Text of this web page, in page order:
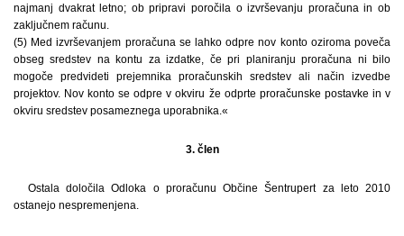
najmanj dvakrat letno; ob pripravi poročila o izvrševanju proračuna in ob
zaključnem računu.
(5) Med izvrševanjem proračuna se lahko odpre nov konto oziroma poveča
obseg sredstev na kontu za izdatke, če pri planiranju proračuna ni bilo
mogoče predvideti prejemnika proračunskih sredstev ali način izvedbe
projektov. Nov konto se odpre v okviru že odprte proračunske postavke in v
okviru sredstev posameznega uporabnika.«
3. člen
Ostala določila Odloka o proračunu Občine Šentrupert za leto 2010
ostanejo nespremenjena.